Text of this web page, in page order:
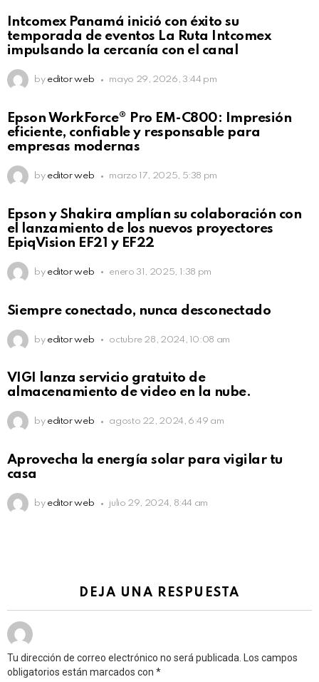
Intcomex Panamá inició con éxito su
temporada de eventos La Ruta Intcomex
impulsando la cercanía con el canal
by editor web mayo 29, 2026, 3:44 pm
Epson WorkForce® Pro EM-C800: Impresión
eficiente, confiable y responsable para
empresas modernas
by editor web marzo 17, 2025, 5:38 pm
Epson y Shakira amplían su colaboración con
el lanzamiento de los nuevos proyectores
EpiqVision EF21 y EF22
by editor web enero 31, 2025, 1:38 pm
Siempre conectado, nunca desconectado
by editor web octubre 28, 2024, 10:08 am
VIGI lanza servicio gratuito de
almacenamiento de video en la nube.
by editor web agosto 22, 2024, 6:49 am
Aprovecha la energía solar para vigilar tu
casa
by editor web julio 29, 2024, 8:44 am
DEJA UNA RESPUESTA
Tu dirección de correo electrónico no será publicada.
Los campos
obligatorios están marcados con *